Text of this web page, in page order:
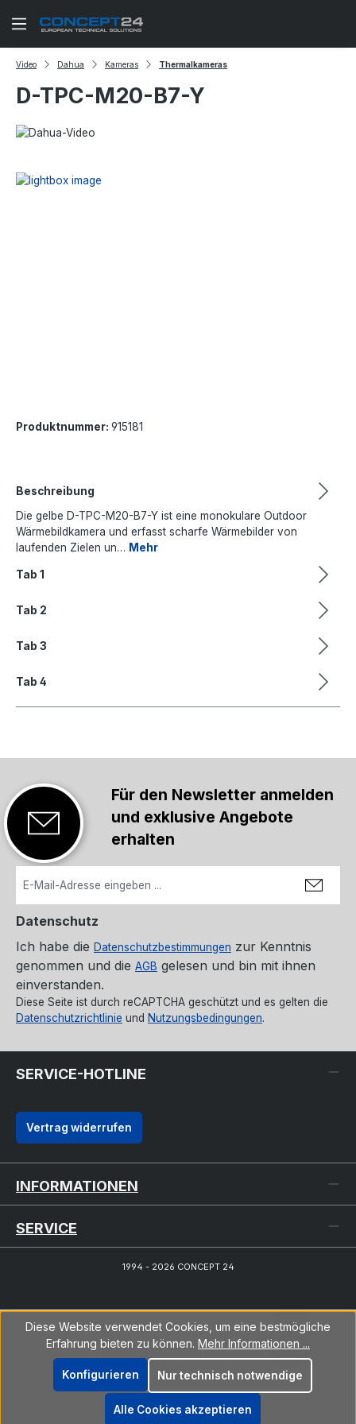
Zum Hauptinhalt springen
Video Dahua Kameras Thermalkameras
D-TPC-M20-B7-Y
Produktnummer: 915181
Beschreibung
Die gelbe D-TPC-M20-B7-Y ist eine monokulare Outdoor
Wärmebildkamera und erfasst scharfe Wärmebilder von
laufenden Zielen un… Mehr
Tab 1
Tab 2
Tab 3
Tab 4
Für den Newsletter anmelden
und exklusive Angebote
erhalten
Datenschutz
Ich habe die Datenschutzbestimmungen zur Kenntnis
genommen und die AGB gelesen und bin mit ihnen
einverstanden.
Diese Seite ist durch reCAPTCHA geschützt und es gelten die
Datenschutzrichtlinie und Nutzungsbedingungen.
SERVICE-HOTLINE
Vertrag widerrufen
INFORMATIONEN
SERVICE
1994 - 2026 CONCEPT 24
Diese Website verwendet Cookies, um eine bestmögliche
Erfahrung bieten zu können. Mehr Informationen ...
Nur technisch notwendige
Konfigurieren
Alle Cookies akzeptieren